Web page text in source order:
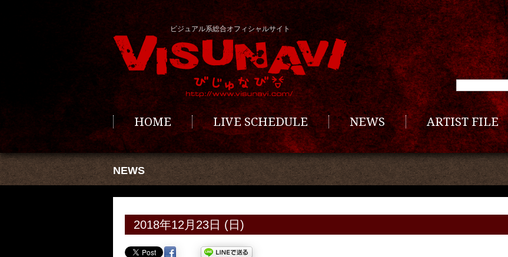
ビジュアル系総合オフィシャルサイト
HOME LIVE SCHEDULE NEWS ARTIST FILE
NEWS
2018年12月23日 (日)